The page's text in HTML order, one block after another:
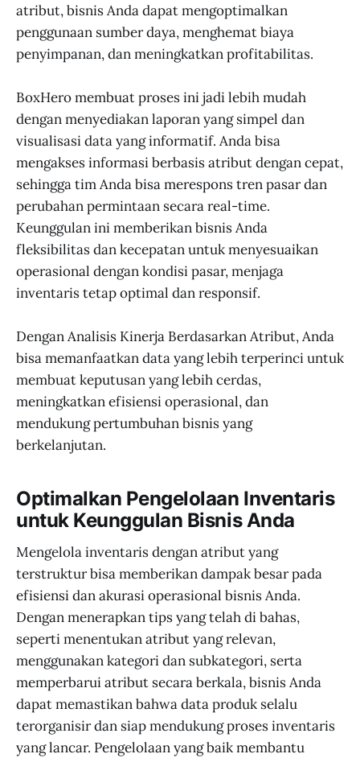
atribut, bisnis Anda dapat mengoptimalkan
penggunaan sumber daya, menghemat biaya
penyimpanan, dan meningkatkan profitabilitas.
BoxHero membuat proses ini jadi lebih mudah
dengan menyediakan laporan yang simpel dan
visualisasi data yang informatif. Anda bisa
mengakses informasi berbasis atribut dengan cepat,
sehingga tim Anda bisa merespons tren pasar dan
perubahan permintaan secara real-time.
Keunggulan ini memberikan bisnis Anda
fleksibilitas dan kecepatan untuk menyesuaikan
operasional dengan kondisi pasar, menjaga
inventaris tetap optimal dan responsif.
Dengan Analisis Kinerja Berdasarkan Atribut, Anda
bisa memanfaatkan data yang lebih terperinci untuk
membuat keputusan yang lebih cerdas,
meningkatkan efisiensi operasional, dan
mendukung pertumbuhan bisnis yang
berkelanjutan.
Optimalkan Pengelolaan Inventaris
untuk Keunggulan Bisnis Anda
Mengelola inventaris dengan atribut yang
terstruktur bisa memberikan dampak besar pada
efisiensi dan akurasi operasional bisnis Anda.
Dengan menerapkan tips yang telah di bahas,
seperti menentukan atribut yang relevan,
menggunakan kategori dan subkategori, serta
memperbarui atribut secara berkala, bisnis Anda
dapat memastikan bahwa data produk selalu
terorganisir dan siap mendukung proses inventaris
yang lancar. Pengelolaan yang baik membantu